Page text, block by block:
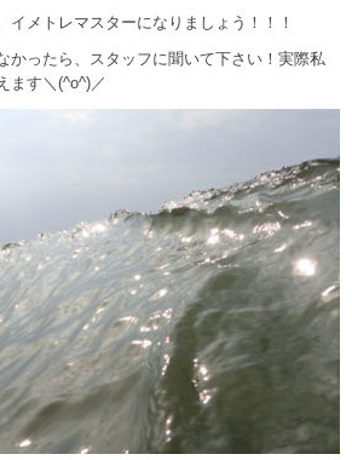
イメトレマスターになりましょう！！！
かったら、スタッフに聞いて下さい！実際私
ます＼(^o^)／